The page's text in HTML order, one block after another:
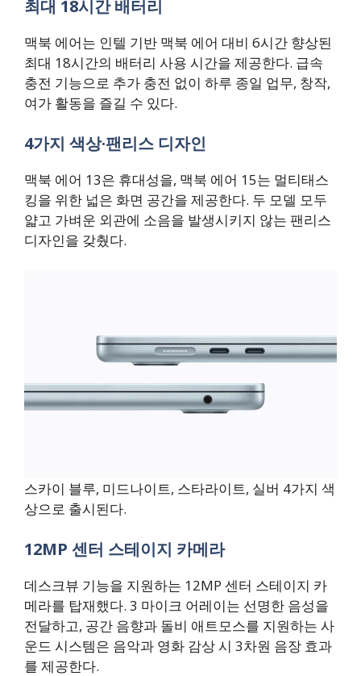
최대 18시간 배터리
맥북 에어는 인텔 기반 맥북 에어 대비 6시간 향상된
최대 18시간의 배터리 사용 시간을 제공한다. 급속
충전 기능으로 추가 충전 없이 하루 종일 업무, 창작,
여가 활동을 즐길 수 있다.
4가지 색상·팬리스 디자인
맥북 에어 13은 휴대성을, 맥북 에어 15는 멀티태스
킹을 위한 넓은 화면 공간을 제공한다. 두 모델 모두
얇고 가벼운 외관에 소음을 발생시키지 않는 팬리스
디자인을 갖췄다.
스카이 블루, 미드나이트, 스타라이트, 실버 4가지 색
상으로 출시된다.
12MP 센터 스테이지 카메라
데스크뷰 기능을 지원하는 12MP 센터 스테이지 카
메라를 탑재했다. 3 마이크 어레이는 선명한 음성을
전달하고, 공간 음향과 돌비 애트모스를 지원하는 사
운드 시스템은 음악과 영화 감상 시 3차원 음장 효과
를 제공한다.